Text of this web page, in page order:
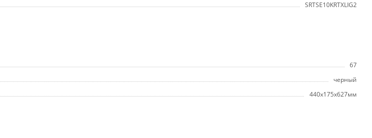
SRTSE10KRTXLIG2
67
черный
440x175x627мм